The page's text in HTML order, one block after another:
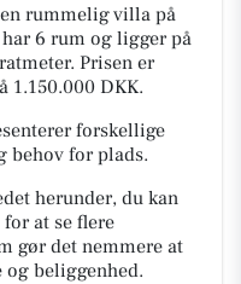
rummelig villa på
6 rum og ligger på
Prisen er
1.150.000 DKK.
forskellige
behov for plads.
herunder, du kan
at se flere
gør det nemmere at
beliggenhed.